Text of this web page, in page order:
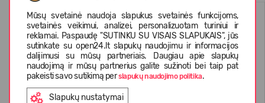
Mūsų svetainė naudoja slapukus svetainės funkcijoms,
svetainės veikimui, analizei, personalizuotam turiniui ir
reklamai. Paspaudę "SUTINKU SU VISAIS SLAPUKAIS", jūs
sutinkate su open24.lt slapukų naudojimu ir informacijos
dalijimusi su mūsų partneriais. Daugiau apie slapukų
naudojimą ir mūsų partnerius galite sužinoti bei taip pat
pakeisti savo sutikimą perslapukų naudojimo politika.
Slapukų nustatymai